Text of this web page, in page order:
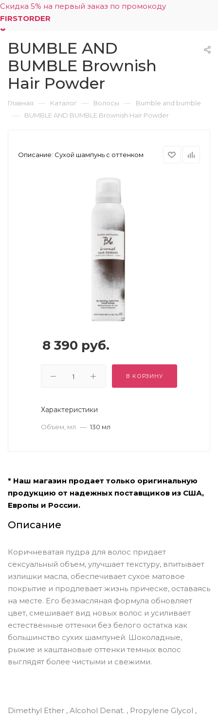
Скидка 5% на первый заказ по промокоду
FIRSTORDER
0
BUMBLE AND
BUMBLE Brownish
Hair Powder
Главная — Каталог — Волосы — Bumble and bumble
— BUMBLE AND BUMBLE Brownish Hair Powder
Описание: Сухой шампунь с оттенком
8 390 руб.
В КОРЗИНУ
Характеристики
Объем, мл — 130 мл
* Наш магазин продает только оригинальную
продукцию от надежных поставщиков из США,
Европы и России.
Описание
Коричневатая пудра для волос придает
сексуальный объем, улучшает текстуру, впитывает
излишки масла, обеспечивает сухое матовое
покрытие и продлевает жизнь прическе, оставаясь
на месте. Его безмасляная формула обновляет
цвет, смешивает вид новых волос и усиливает
естественные оттенки без белого остатка как
большинство сухих шампуней. Шоколадные,
рыжие и каштановые оттенки темных волос
выглядят более чистыми и свежими.
Dimethyl Ether , Alcohol Denat. , Propylene Glycol ,